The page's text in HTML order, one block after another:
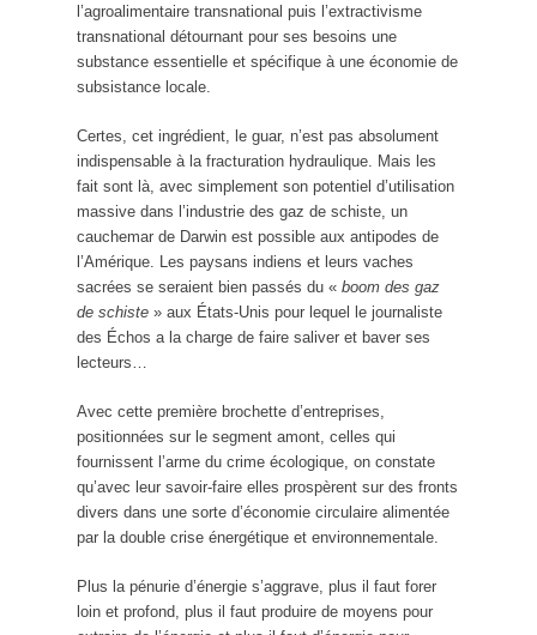
l’agroalimentaire transnational puis l’extractivisme
transnational détournant pour ses besoins une
substance essentielle et spécifique à une économie de
subsistance locale.
Certes, cet ingrédient, le guar, n’est pas absolument
indispensable à la fracturation hydraulique. Mais les
fait sont là, avec simplement son potentiel d’utilisation
massive dans l’industrie des gaz de schiste, un
cauchemar de Darwin est possible aux antipodes de
l’Amérique. Les paysans indiens et leurs vaches
sacrées se seraient bien passés du « boom des gaz
de schiste » aux États-Unis pour lequel le journaliste
des Échos a la charge de faire saliver et baver ses
lecteurs…
Avec cette première brochette d’entreprises,
positionnées sur le segment amont, celles qui
fournissent l’arme du crime écologique, on constate
qu’avec leur savoir-faire elles prospèrent sur des fronts
divers dans une sorte d’économie circulaire alimentée
par la double crise énergétique et environnementale.
Plus la pénurie d’énergie s’aggrave, plus il faut forer
loin et profond, plus il faut produire de moyens pour